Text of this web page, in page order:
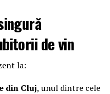
de vin
la:
din Cluj, unul dintre cele